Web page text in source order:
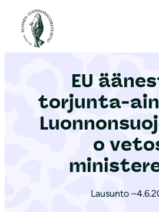
Etusivu
EU
torjunta-
o
Lausunto –